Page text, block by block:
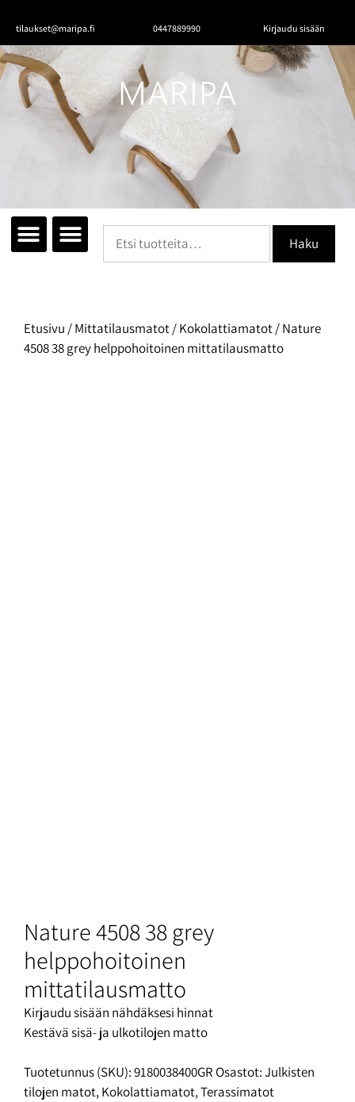
tilaukset@maripa.fi 0447889990 Kirjaudu sisään
Haku
Etusivu /Mittatilausmatot/Kokolattiamatot/ Nature
4508 38 grey helppohoitoinen mittatilausmatto
Nature 4508 38 grey
helppohoitoinen
mittatilausmatto
Kirjaudu sisään nähdäksesi hinnat
Kestävä sisä- ja ulkotilojen matto
Tuotetunnus (SKU):9180038400GR Osastot:Julkisten
tilojen matot,Kokolattiamatot,Terassimatot